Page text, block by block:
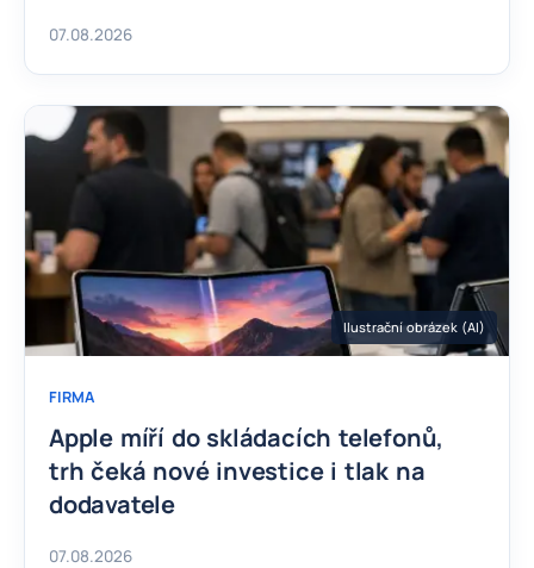
07.08.2026
Ilustrační obrázek (AI)
FIRMA
Apple míří do skládacích telefonů,
trh čeká nové investice i tlak na
dodavatele
07.08.2026